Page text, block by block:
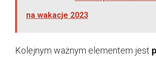
na wakacje 2023
Kolejnym ważnym elementem jest